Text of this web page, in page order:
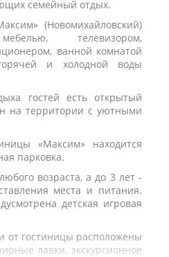
семейный отдых.
(Новомихайловский)
телевизором,
ванной комнатой
и холодной воды
гостей есть открытый
на территории с уютными
«Максим» находится
парковка.
возраста, а до 3 лет -
места и питания.
детская игровая
от гостиницы расположены
лавки, экскурсионное